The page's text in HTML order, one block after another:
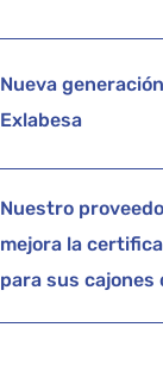
Nueva
Exlabesa
Nuestro
mejora la
para sus cajones